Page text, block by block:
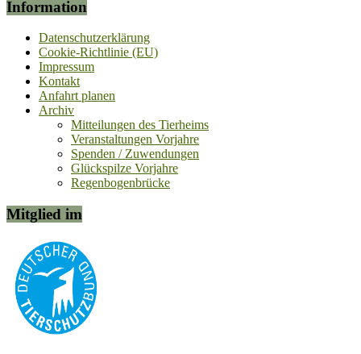
Information
Datenschutzerklärung
Cookie-Richtlinie (EU)
Impressum
Kontakt
Anfahrt planen
Archiv
Mitteilungen des Tierheims
Veranstaltungen Vorjahre
Spenden / Zuwendungen
Glückspilze Vorjahre
Regenbogenbrücke
Mitglied im